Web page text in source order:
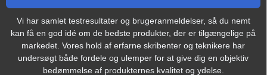
Vi har samlet testresultater og brugeranmeldelser, så du nemt
kan få en god idé om de bedste produkter, der er tilgængelige på
markedet. Vores hold af erfarne skribenter og teknikere har
undersøgt både fordele og ulemper for at give dig en objektiv
bedømmelse af produkternes kvalitet og ydelse.